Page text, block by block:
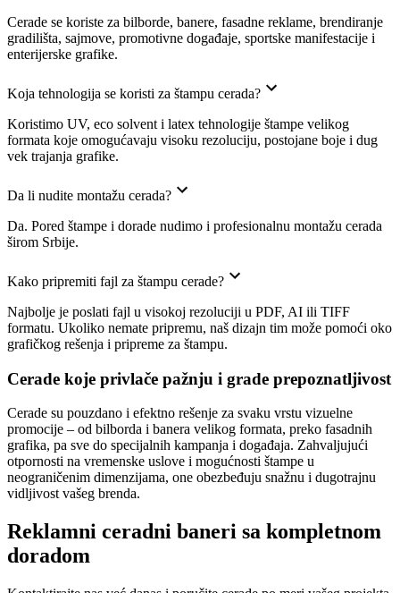
Cerade se koriste za bilborde, banere, fasadne reklame, brendiranje
gradilišta, sajmove, promotivne događaje, sportske manifestacije i
enterijerske grafike.
Koja tehnologija se koristi za štampu cerada?
Koristimo UV, eco solvent i latex tehnologije štampe velikog
formata koje omogućavaju visoku rezoluciju, postojane boje i dug
vek trajanja grafike.
Da li nudite montažu cerada?
Da. Pored štampe i dorade nudimo i profesionalnu montažu cerada
širom Srbije.
Kako pripremiti fajl za štampu cerade?
Najbolje je poslati fajl u visokoj rezoluciji u PDF, AI ili TIFF
formatu. Ukoliko nemate pripremu, naš dizajn tim može pomoći oko
grafičkog rešenja i pripreme za štampu.
Cerade koje privlače pažnju i grade prepoznatljivost
Cerade su pouzdano i efektno rešenje za svaku vrstu vizuelne
promocije – od bilborda i banera velikog formata, preko fasadnih
grafika, pa sve do specijalnih kampanja i događaja. Zahvaljujući
otpornosti na vremenske uslove i mogućnosti štampe u
neograničenim dimenzijama, one obezbeđuju snažnu i dugotrajnu
vidljivost vašeg brenda.
Reklamni ceradni baneri sa kompletnom
doradom